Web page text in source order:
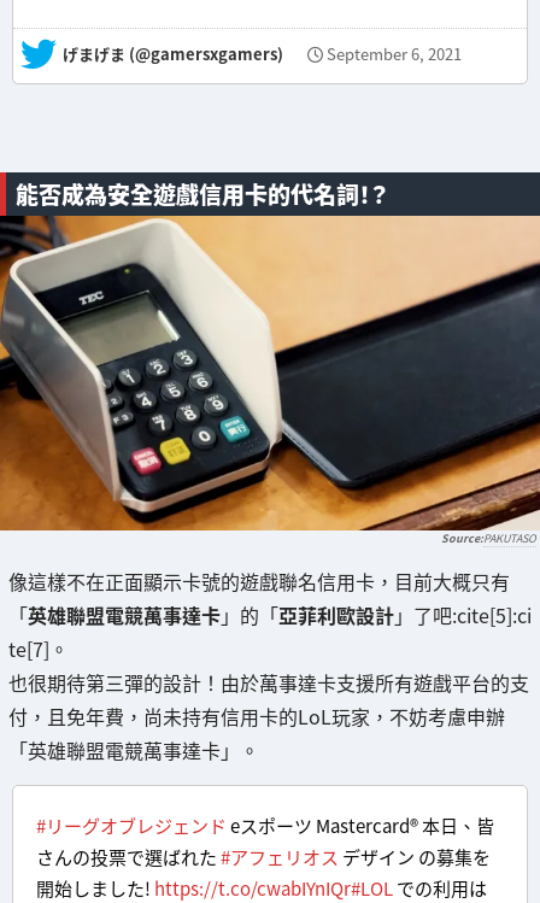
— げまげま (@gamersxgamers) September 6, 2021
能否成為安全遊戲信用卡的代名詞！？
PAKUTASO
像這樣不在正面顯示卡號的遊戲聯名信用卡，目前大概只有
「英雄聯盟電競萬事達卡」的「亞菲利歐設計」了吧:cite[5]:ci
te[7]。
也很期待第三彈的設計！由於萬事達卡支援所有遊戲平台的支
付，且免年費，尚未持有信用卡的LoL玩家，不妨考慮申辦
「英雄聯盟電競萬事達卡」。
#リーグオブレジェンド eスポーツ Mastercard® 本日、皆
さんの投票で選ばれた#アフェリオス デザイン の募集を
開始しました! https://t.co/cwabIYnIQr#LOLでの利用は